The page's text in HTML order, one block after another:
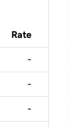
Rate
-
-
-